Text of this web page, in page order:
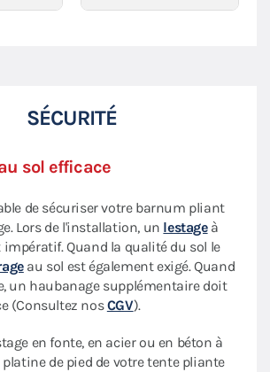
SÉCURITÉ
sol efficace
de sécuriser votre barnum pliant
Lors de l'installation, un lestageà
impératif. Quand la qualité du sol le
au sol est également exigé. Quand
un haubanage supplémentaire doit
(Consultez nosCGV).
en fonte, en acier ou en béton à
de pied de votre tente pliante